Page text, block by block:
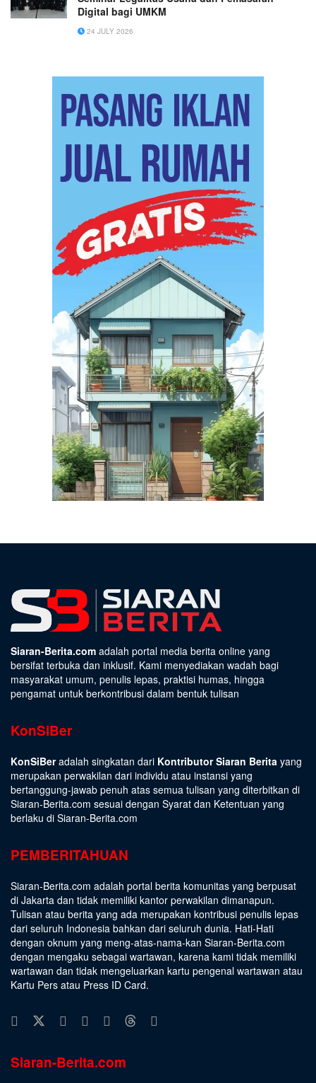
Digital bagi UMKM
24 JULY 2026
Siaran-Berita.com adalah portal media berita online yang
bersifat terbuka dan inklusif. Kami menyediakan wadah bagi
masyarakat umum, penulis lepas, praktisi humas, hingga
pengamat untuk berkontribusi dalam bentuk tulisan
KonSiBer
KonSiBeradalah singkatan dari Kontributor Siaran Berita yang
merupakan perwakilan dari individu atau instansi yang
bertanggung-jawab penuh atas semua tulisan yang diterbitkan di
Siaran-Berita.com sesuai dengan Syarat dan Ketentuan yang
berlaku di Siaran-Berita.com
PEMBERITAHUAN
Siaran-Berita.com adalah portal berita komunitas yang berpusat
di Jakarta dan tidak memiliki kantor perwakilan dimanapun.
Tulisan atau berita yang ada merupakan kontribusi penulis lepas
dari seluruh Indonesia bahkan dari seluruh dunia. Hati-Hati
dengan oknum yang meng-atas-nama-kan Siaran-Berita.com
dengan mengaku sebagai wartawan, karena kami tidak memiliki
wartawan dan tidak mengeluarkan kartu pengenal wartawan atau
Kartu Pers atau Press ID Card.
Siaran-Berita.com